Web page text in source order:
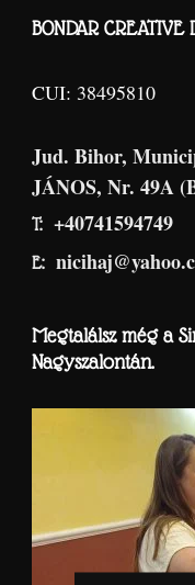
BONDAR CREATIVE
CUI: 38495810
Jud. Bihor,
JÁNOS, Nr. 49A
T: +40741594749
E:
Megtalálsz még a
Nagyszalontán.